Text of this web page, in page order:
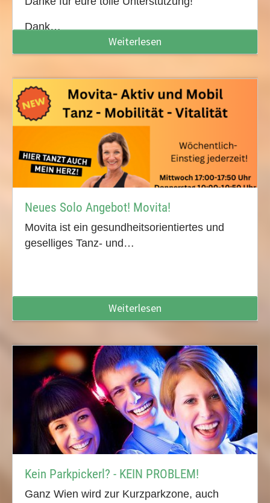
Dank…
Weiterlesen
Neues Solo Angebot! Movita!
Movita ist ein gesundheitsorientiertes und
geselliges Tanz- und…
Weiterlesen
Kein Parkpickerl? - KEIN PROBLEM!
Ganz Wien wird zur Kurzparkzone, auch